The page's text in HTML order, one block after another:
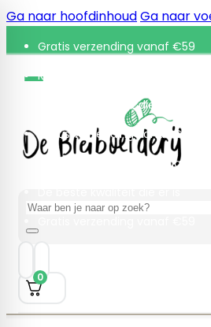
Ga naar hoofdinhoudGa naar
Gratis verzending vanaf €59
Retourneren binnen 30 dagen
De beste kwaliteit die er is
Gratis verzending vanaf €59
Retourneren binnen 30 dagen
Zoeken
0